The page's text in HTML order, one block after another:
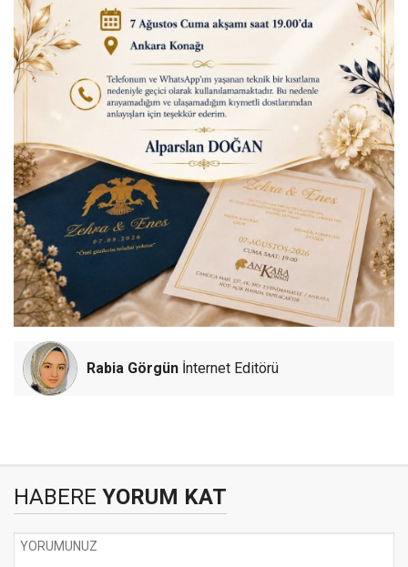
Rabia Görgün İnternet Editörü
HABERE YORUM KAT